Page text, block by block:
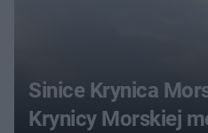
Sinice Krynica
Krynicy Morskiej